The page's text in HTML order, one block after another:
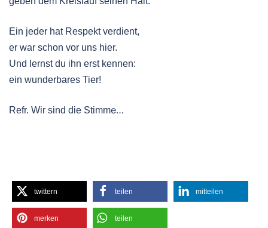
Ein jeder hat Respekt verdient,
er war schon vor uns hier.
Und lernst du ihn erst kennen:
ein wunderbares Tier!
Refr. Wir sind die Stimme…
twittern teilen mitteilen
merken teilen